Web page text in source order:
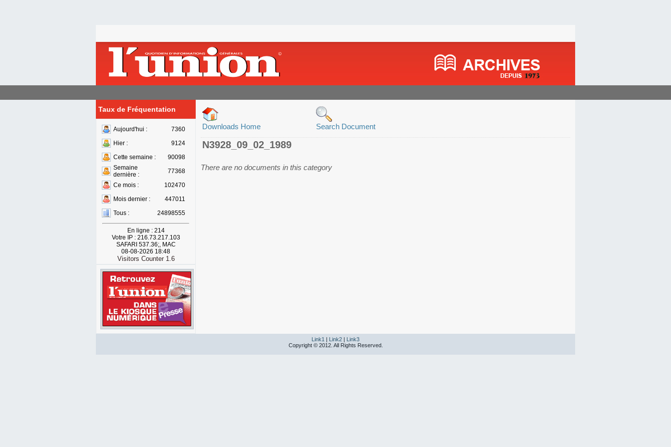
Taux de Fréquentation
Aujourd'hui :
7360
Hier :
9124
Cette semaine :
90098
Semaine
dernière :
77368
Ce mois :
102470
Mois dernier :
447011
Tous :
24898555
En ligne : 214
Votre IP : 216.73.217.103
SAFARI 537.36;, MAC
08-08-2026 18:48
Visitors Counter 1.6
Downloads Home Search Document
N3928_09_02_1989
There are no documents in this category
Link1 | Link2 | Link3
Copyright © 2012. All Rights Reserved.